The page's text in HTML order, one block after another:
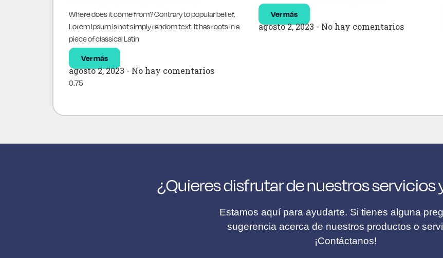
Where does it come from? Contrary to popular belief,
Lorem Ipsum is not simply random text. It has roots in a
piece of classical Latin
Ver más
agosto 2, 2023 No hay comentarios
Ver más
agosto 2, 2023 No hay comentarios
¿Quieres disfrutar de nuestros servicios
Estamos aquí para ayudarte. Si tienes alguna
sugerencia acerca de nuestros productos o
¡Contáctanos!